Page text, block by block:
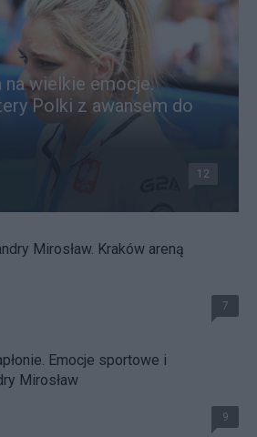
na wielkie emocje.
Polki z awansem do
12
Mirosław. Kraków areną
7
Emocje sportowe i
Mirosław
9